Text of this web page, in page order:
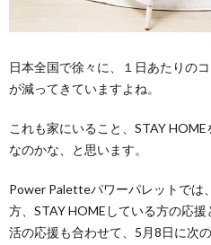
日本全国で徐々に、１日あたりの
が減ってきていますよね。
これも家にいること、STAY
なのかな、と思います。
Power Paletteパワーパレットでは
方、STAY HOMEしている方の応
活の応援も合わせて、5月8日に次